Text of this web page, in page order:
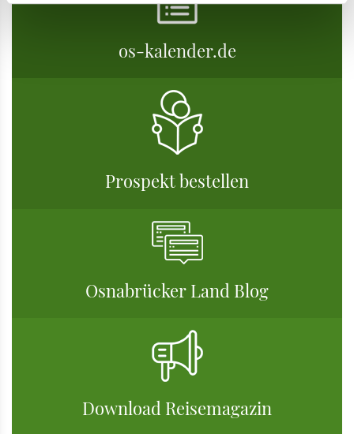
os-kalender.de
Prospekt bestellen
Osnabrücker Land Blog
Download Reisemagazin